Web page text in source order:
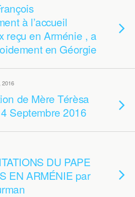
à l’accueil
reçu en Arménie , a
en Géorgie
2016
de Mère Térèsa
Septembre 2016
DU PAPE
EN ARMÉNIE par